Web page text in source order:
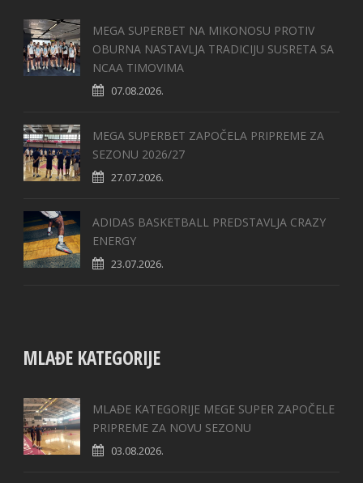
MEGA SUPERBET NA MIKONOSU PROTIV
OBURNA NASTAVLJA TRADICIJU SUSRETA SA
NCAA TIMOVIMA
07.08.2026.
MEGA SUPERBET ZAPOČELA PRIPREME ZA
SEZONU 2026/27
27.07.2026.
ADIDAS BASKETBALL PREDSTAVLJA CRAZY
ENERGY
23.07.2026.
MLAĐE KATEGORIJE
MLAĐE KATEGORIJE MEGE SUPER ZAPOČELE
PRIPREME ZA NOVU SEZONU
03.08.2026.